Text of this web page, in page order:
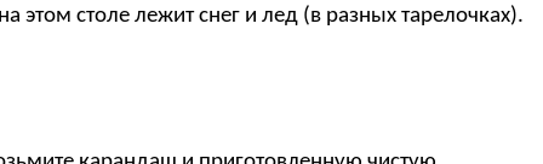
столе лежит снег и лед (в разных тарелочках).